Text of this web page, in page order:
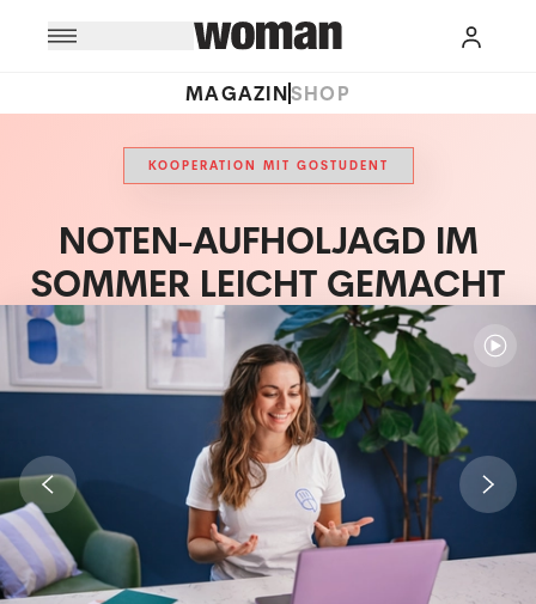
MAGAZINSHOP
KOOPERATION MIT GOSTUDENT
NOTEN-AUFHOLJAGD IM
SOMMER LEICHT GEMACHT